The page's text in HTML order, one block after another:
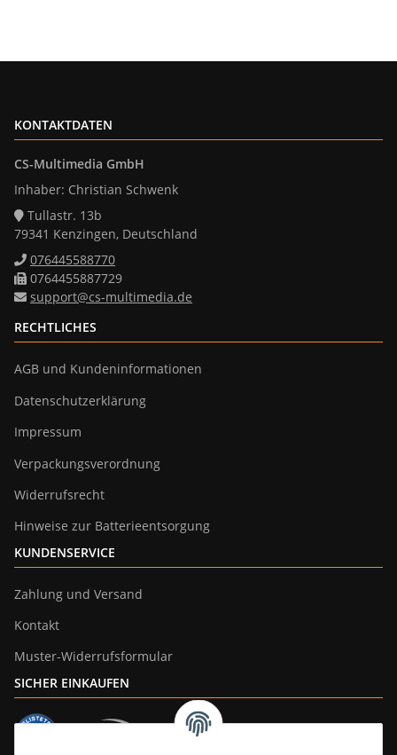
KONTAKTDATEN
CS-Multimedia GmbH
Inhaber: Christian Schwenk
Tullastr. 13b
79341 Kenzingen, Deutschland
076445588770
0764455887729
support@cs-multimedia.de
RECHTLICHES
AGB und Kundeninformationen
Datenschutzerklärung
Impressum
Verpackungsverordnung
Widerrufsrecht
Hinweise zur Batterieentsorgung
KUNDENSERVICE
Zahlung und Versand
Kontakt
Muster-Widerrufsformular
SICHER EINKAUFEN